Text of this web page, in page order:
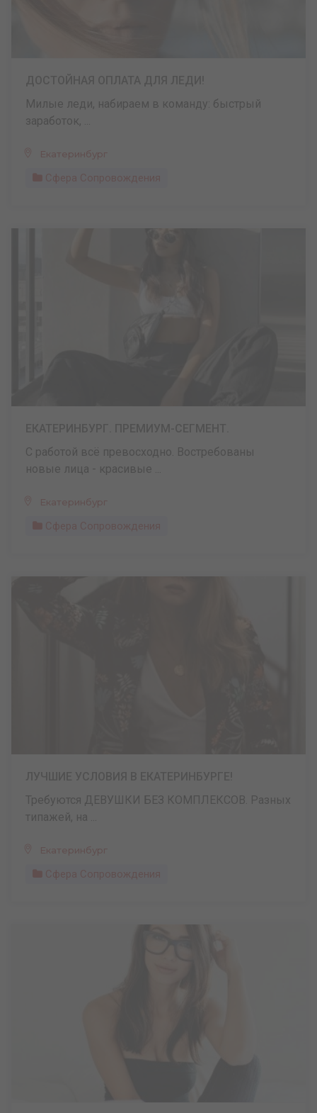
Милые леди, набираем в команду: быстрый
заработок, ...
Екатеринбург
Сфера Сопровождения
С работой всё превосходно. Востребованы
новые лица - красивые ...
Екатеринбург
Сфера Сопровождения
Требуются ДЕВУШКИ БЕЗ КОМПЛЕКСОВ. Разных
типажей, на ...
Екатеринбург
Сфера Сопровождения